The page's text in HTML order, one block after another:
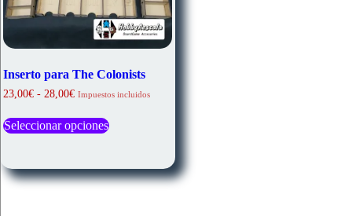
Inserto para The Colonists
23,00€ - 28,00€Rango
precios:
desde
28,00€
Impuestos incluidos
Seleccionar opcionesproducto
variantes.
Las